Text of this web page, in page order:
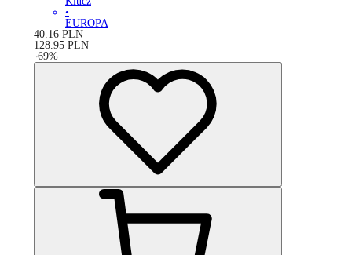
•
EUROPA
40.16 PLN
128.95 PLN
-69%